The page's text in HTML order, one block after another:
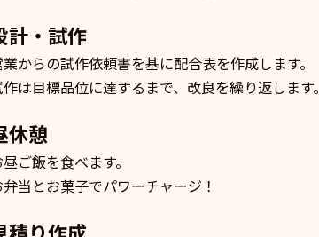
計・試作
業からの試作依頼書を基に配合表を作成します。
は目標品位に達するまで、改良を繰り返します。
休憩
ご飯を食べます。
弁当とお菓子でパワーチャージ！